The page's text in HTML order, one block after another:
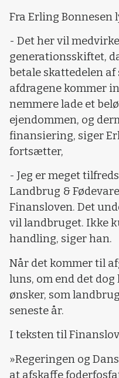
Fra Erling Bonnesen
- Det her vil
generationsskiftet,
betale skattedelen
afdragene kommer
nemmere lade et
ejendommen, og
finansiering, siger
fortsætter,
- Jeg er meget
Landbrug &
Finansloven. Det
vil landbruget. Ikke
handling, siger han.
Når det kommer til
luns, om end det
ønsker, som
seneste år.
I teksten til
»Regeringen og
at afskaffe